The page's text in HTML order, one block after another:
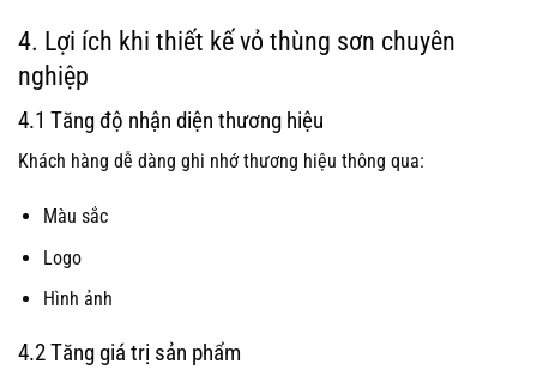
4. Lợi ích khi thiết kế vỏ thùng sơn chuyên
nghiệp
4.1 Tăng độ nhận diện thương hiệu
Khách hàng dễ dàng ghi nhớ thương hiệu thông qua:
Màu sắc
Logo
Hình ảnh
4.2 Tăng giá trị sản phẩm